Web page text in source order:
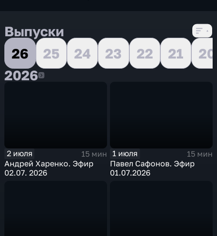
Выпуски
26
25 24 23 22 21
20
20262026
2 июля
15 мин
Андрей Харенко. Эфир
02.07. 2026
1 июля
15 мин
Павел Сафонов. Эфир
01.07.2026